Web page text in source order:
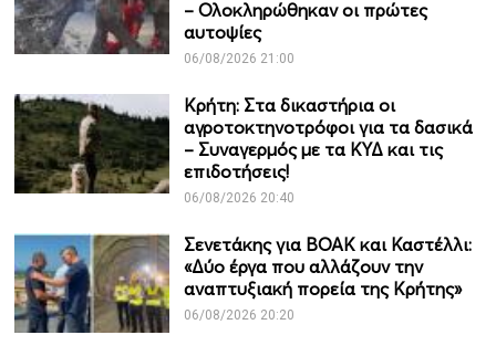
– Ολοκληρώθηκαν οι πρώτες
αυτοψίες
06/08/2026 21:00
Κρήτη: Στα δικαστήρια οι
αγροτοκτηνοτρόφοι για τα δασικά
– Συναγερμός με τα ΚΥΔ και τις
επιδοτήσεις!
06/08/2026 20:40
Σενετάκης για ΒΟΑΚ και Καστέλλι:
«Δύο έργα που αλλάζουν την
αναπτυξιακή πορεία της Κρήτης»
06/08/2026 20:20